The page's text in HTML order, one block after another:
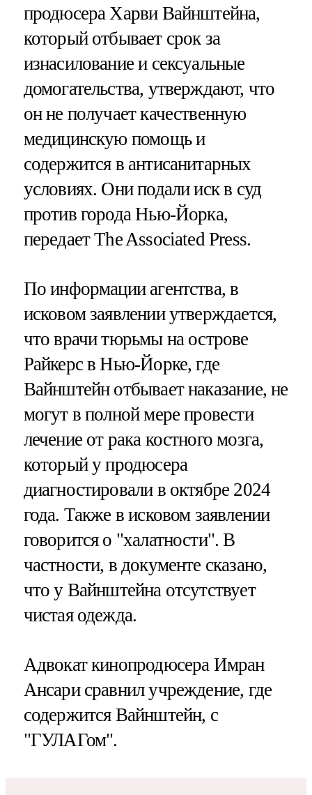
продюсера Харви Вайнштейна,
который отбывает срок за
изнасилование и сексуальные
домогательства, утверждают, что
он не получает качественную
медицинскую помощь и
содержится в антисанитарных
условиях. Они подали иск в суд
против города Нью-Йорка,
передает The Associated Press.
По информации агентства, в
исковом заявлении утверждается,
что врачи тюрьмы на острове
Райкерс в Нью-Йорке, где
Вайнштейн отбывает наказание, не
могут в полной мере провести
лечение от рака костного мозга,
который у продюсера
диагностировали в октябре 2024
года. Также в исковом заявлении
говорится о "халатности". В
частности, в документе сказано,
что у Вайнштейна отсутствует
чистая одежда.
Адвокат кинопродюсера Имран
Ансари сравнил учреждение, где
содержится Вайнштейн, с
"ГУЛАГом".